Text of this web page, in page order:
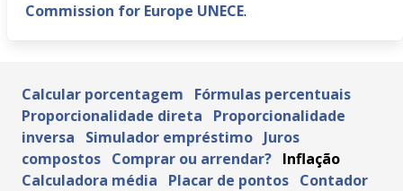
Commission for Europe UNECE.
Calcular porcentagem
Fórmulas percentuais
Proporcionalidade direta
Proporcionalidade
inversa
Simulador empréstimo Juros
compostos Comprar ou arrendar? Inflação
Calculadora média
Placar de pontos Contador